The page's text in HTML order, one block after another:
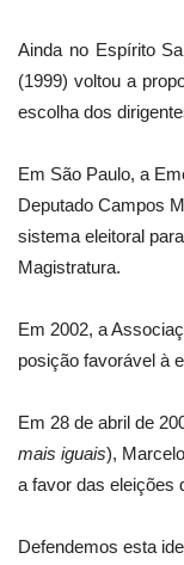
Ainda no Espírito
(1999) voltou a
escolha dos
Em São Paulo, a
Deputado Campos
sistema eleitoral
Magistratura.
Em 2002, a
posição favorável à
Em 28 de abril de
mais iguais),
a favor das eleições
Defendemos esta